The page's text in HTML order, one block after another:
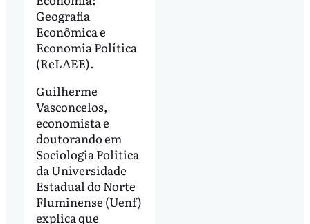
Geografia
Econômica e
Economia Política
(ReLAEE).
Guilherme
Vasconcelos,
economista e
doutorando em
Sociologia Politica
da Universidade
Estadual do Norte
Fluminense (Uenf)
explica que